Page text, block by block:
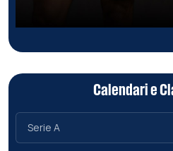
Calendari e